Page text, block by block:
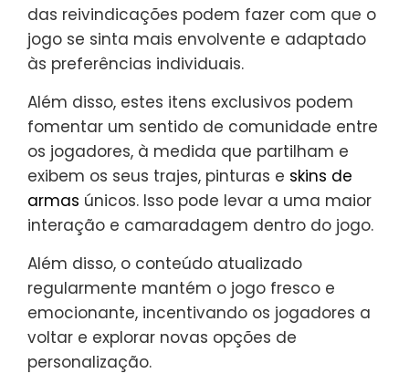
das reivindicações podem fazer com que o
jogo se sinta mais envolvente e adaptado
às preferências individuais.
Além disso, estes itens exclusivos podem
fomentar um sentido de comunidade entre
os jogadores, à medida que partilham e
exibem os seus trajes, pinturas e skins de
armas únicos. Isso pode levar a uma maior
interação e camaradagem dentro do jogo.
Além disso, o conteúdo atualizado
regularmente mantém o jogo fresco e
emocionante, incentivando os jogadores a
voltar e explorar novas opções de
personalização.